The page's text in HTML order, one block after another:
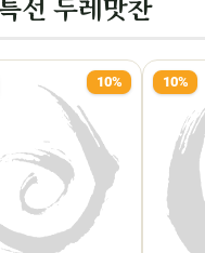
10% 10%